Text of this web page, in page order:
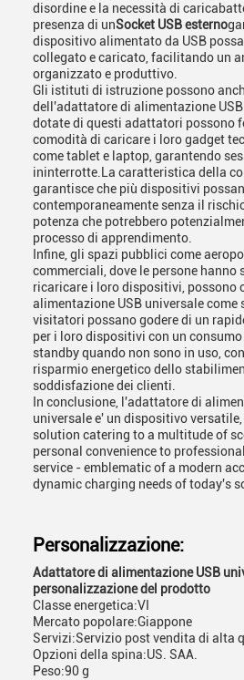
disordine e la necessità di
presenza di unSocket USB esterno
dispositivo alimentato da USB
collegato e caricato, facilitando un
organizzato e produttivo.
Gli istituti di istruzione possono
dell'adattatore di alimentazione
dotate di questi adattatori possono
comodità di caricare i loro gadget
come tablet e laptop, garantendo
ininterrotte.La caratteristica della
garantisce che più dispositivi
contemporaneamente senza il
potenza che potrebbero
processo di apprendimento.
Infine, gli spazi pubblici come
commerciali, dove le persone hanno
ricaricare i loro dispositivi, possono
alimentazione USB universale come
visitatori possano godere di un
per i loro dispositivi con un
standby quando non sono in uso,
risparmio energetico dello
soddisfazione dei clienti.
In conclusione, l'adattatore di
universale e' un dispositivo
solution catering to a multitude of
personal convenience to
service - emblematic of a modern
dynamic charging needs of today's
Personalizzazione:
Adattatore di alimentazione USB
personalizzazione del prodotto
Classe energetica:VI
Mercato popolare:Giappone
Servizi:Servizio post vendita di alta
Opzioni della spina:US. SAA.
Peso:90 g